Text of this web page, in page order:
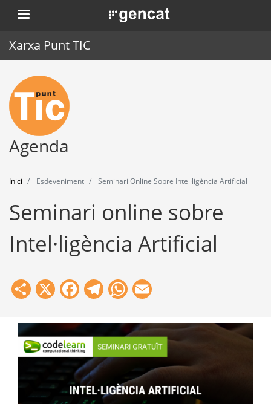
Vés
al
. Obre en una nova finestra.
Xarxa Punt TIC
Inici
Punt TIC
Actualitat
Eines
Agenda
Inici Esdeveniment Seminari Online Sobre Intel·ligència Artificial
Seminari online sobre
Intel·ligència Artificial
Share
X Facebook
Telegram
WhatsApp